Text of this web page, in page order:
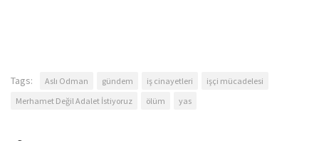
Tags: Aslı Odman gündem iş cinayetleri
işçi mücadelesi
Merhamet Değil Adalet İstiyoruz
ölüm yas